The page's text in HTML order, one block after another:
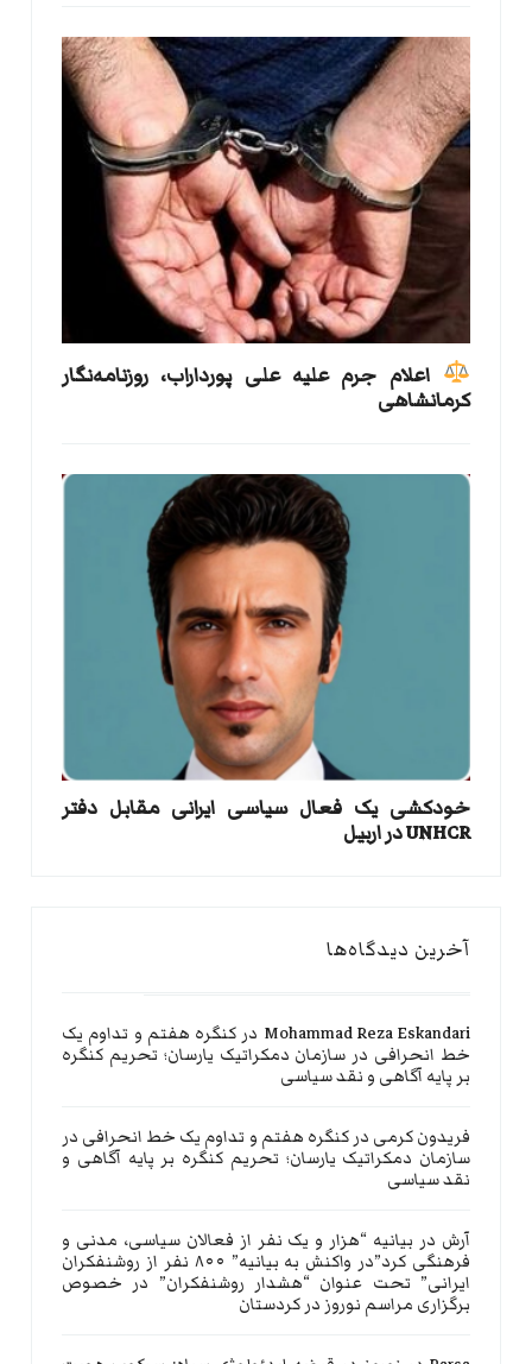
اعلام جرم علیه علی پورداراب، روزنامه‌نگار
کرمانشاهی
خودکشی یک فعال سیاسی ایرانی مقابل دفتر
UNHCR در اربیل
آخرین دیدگاه‌ها
Mohammad Reza Eskandari در کنگره هفتم و تداوم یک
خط انحرافی در سازمان دمکراتیک یارسان؛ تحریم کنگره
بر پایه آگاهی و نقد سیاسی
فریدون کرمی درکنگره هفتم و تداوم یک خط انحرافی در
سازمان دمکراتیک یارسان؛ تحریم کنگره بر پایه آگاهی و
نقد سیاسی
آرش در بیانیه “هزار و یک نفر از فعالان سیاسی، مدنی و
فرهنگی کرد”در واکنش به بیانیه” ۸۰۰ نفر از روشنفکران
ایرانی” تحت عنوان “هشدار روشنفکران” در خصوص
برگزاری مراسم نوروز در کردستان